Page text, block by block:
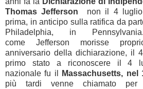
Thomas Jefferson
non il 4
prima, in anticipo sulla ratifica da
Philadelphia, in
come Jefferson morisse
anniversario della dichiarazione, il
primo stato a riconoscere il 4
nazionale fu il
Massachusetts, nel
più tardi venne chiamato